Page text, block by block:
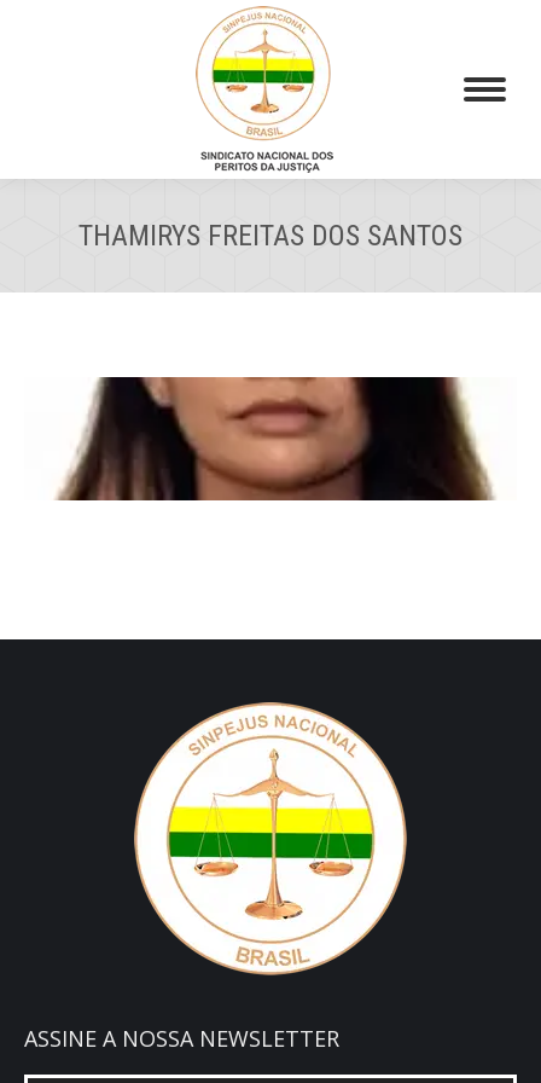
THAMIRYS FREITAS DOS SANTOS
ASSINE A NOSSA NEWSLETTER